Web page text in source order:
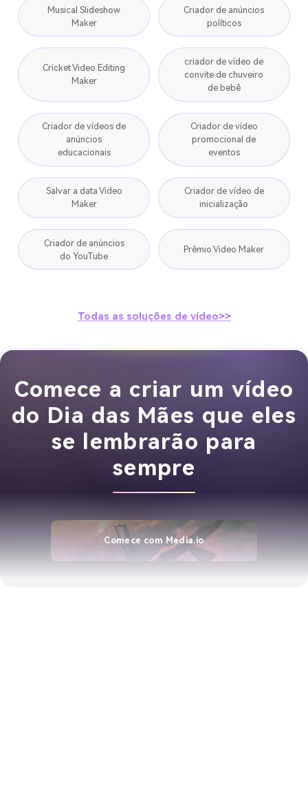
Musical Slideshow
Maker
Criador de anúncios
políticos
Cricket Video Editing
Maker
criador de vídeo de
convite de chuveiro
de bebê
Criador de vídeos de
anúncios
educacionais
Criador de vídeo
promocional de
eventos
Salvar a data Video
Maker
Criador de vídeo de
inicialização
Criador de anúncios
do YouTube
Prêmio Video Maker
Todas as soluções de vídeo>>
Comece a criar um vídeo
do Dia das Mães que eles
se lembrarão para
sempre
Comece com Media.io